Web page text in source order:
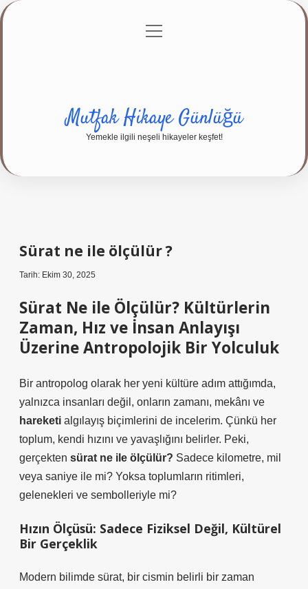
Gizlilik Politikası
menüyü
Mutfak Hikaye Günlüğü
Yemekle ilgili neşeli hikayeler keşfet!
Sürat ne ile ölçülür ?
Tarih: Ekim 30, 2025
Sürat Ne ile Ölçülür? Kültürlerin
Zaman, Hız ve İnsan Anlayışı
Üzerine Antropolojik Bir Yolculuk
Bir antropolog olarak her yeni kültüre adım attığımda,
yalnızca insanları değil, onların zamanı, mekânı ve
hareketi algılayış biçimlerini de incelerim. Çünkü her
toplum, kendi hızını ve yavaşlığını belirler. Peki,
gerçekten sürat ne ile ölçülür? Sadece kilometre, mil
veya saniye ile mi? Yoksa toplumların ritimleri,
gelenekleri ve sembolleriyle mi?
Hızın Ölçüsü: Sadece Fiziksel Değil, Kültürel
Bir Gerçeklik
Modern bilimde sürat, bir cismin belirli bir zaman